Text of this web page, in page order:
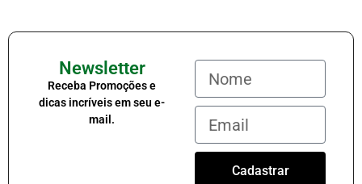
Newsletter
Receba Promoções e
dicas incríveis em seu e-
mail.
Cadastrar